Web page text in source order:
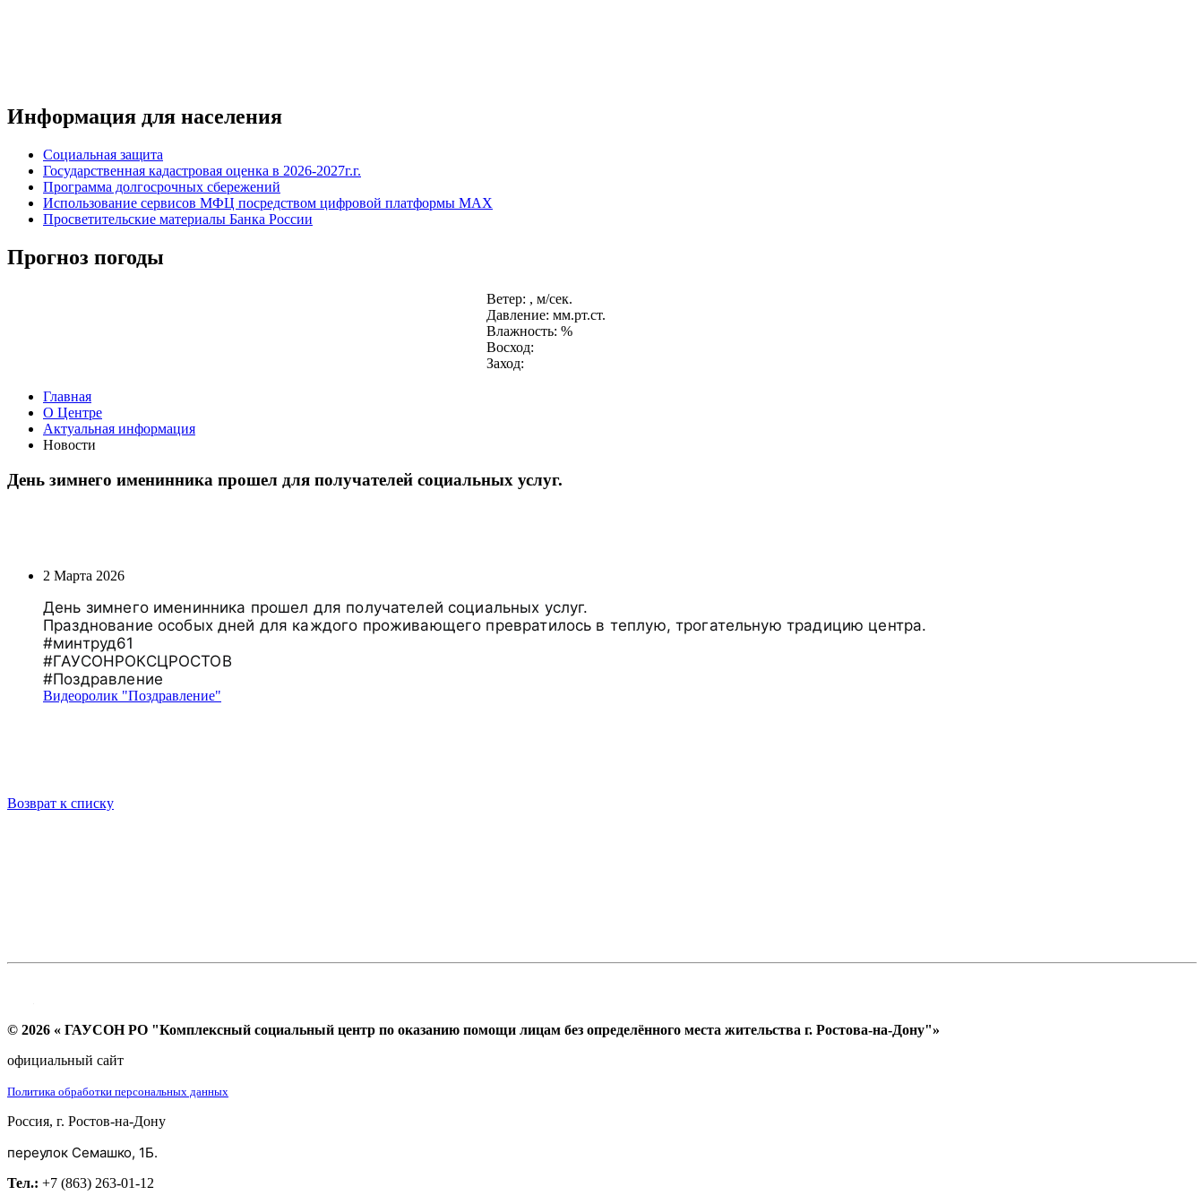
Информация для населения
Социальная защита
Государственная кадастровая оценка в 2026-2027г.г.
Программа долгосрочных сбережений
Использование сервисов МФЦ посредством цифровой платформы MAX
Просветительские материалы Банка России
Прогноз погоды
Ветер: , м/сек.
Давление: мм.рт.ст.
Влажность: %
Восход:
Заход:
Главная
О Центре
Актуальная информация
Новости
День зимнего именинника прошел для получателей социальных услуг.
2 Марта 2026
День зимнего именинника прошел для получателей социальных услуг.
Празднование особых дней для каждого проживающего превратилось в теплую, трогательную традицию центра.
#минтруд61
#ГАУСОНРОКСЦРОСТОВ
#Поздравление
Видеоролик "Поздравление"
Возврат к списку
© 2026 « ГАУСОН РО "Комплексный социальный центр по оказанию помощи лицам без определённого места жительства г. Ростова-на-Дону"»
официальный сайт
Политика обработки персональных данных
Россия, г. Ростов-на-Дону
переулок Семашко, 1Б.
Тел.: +7 (863) 263-01-12